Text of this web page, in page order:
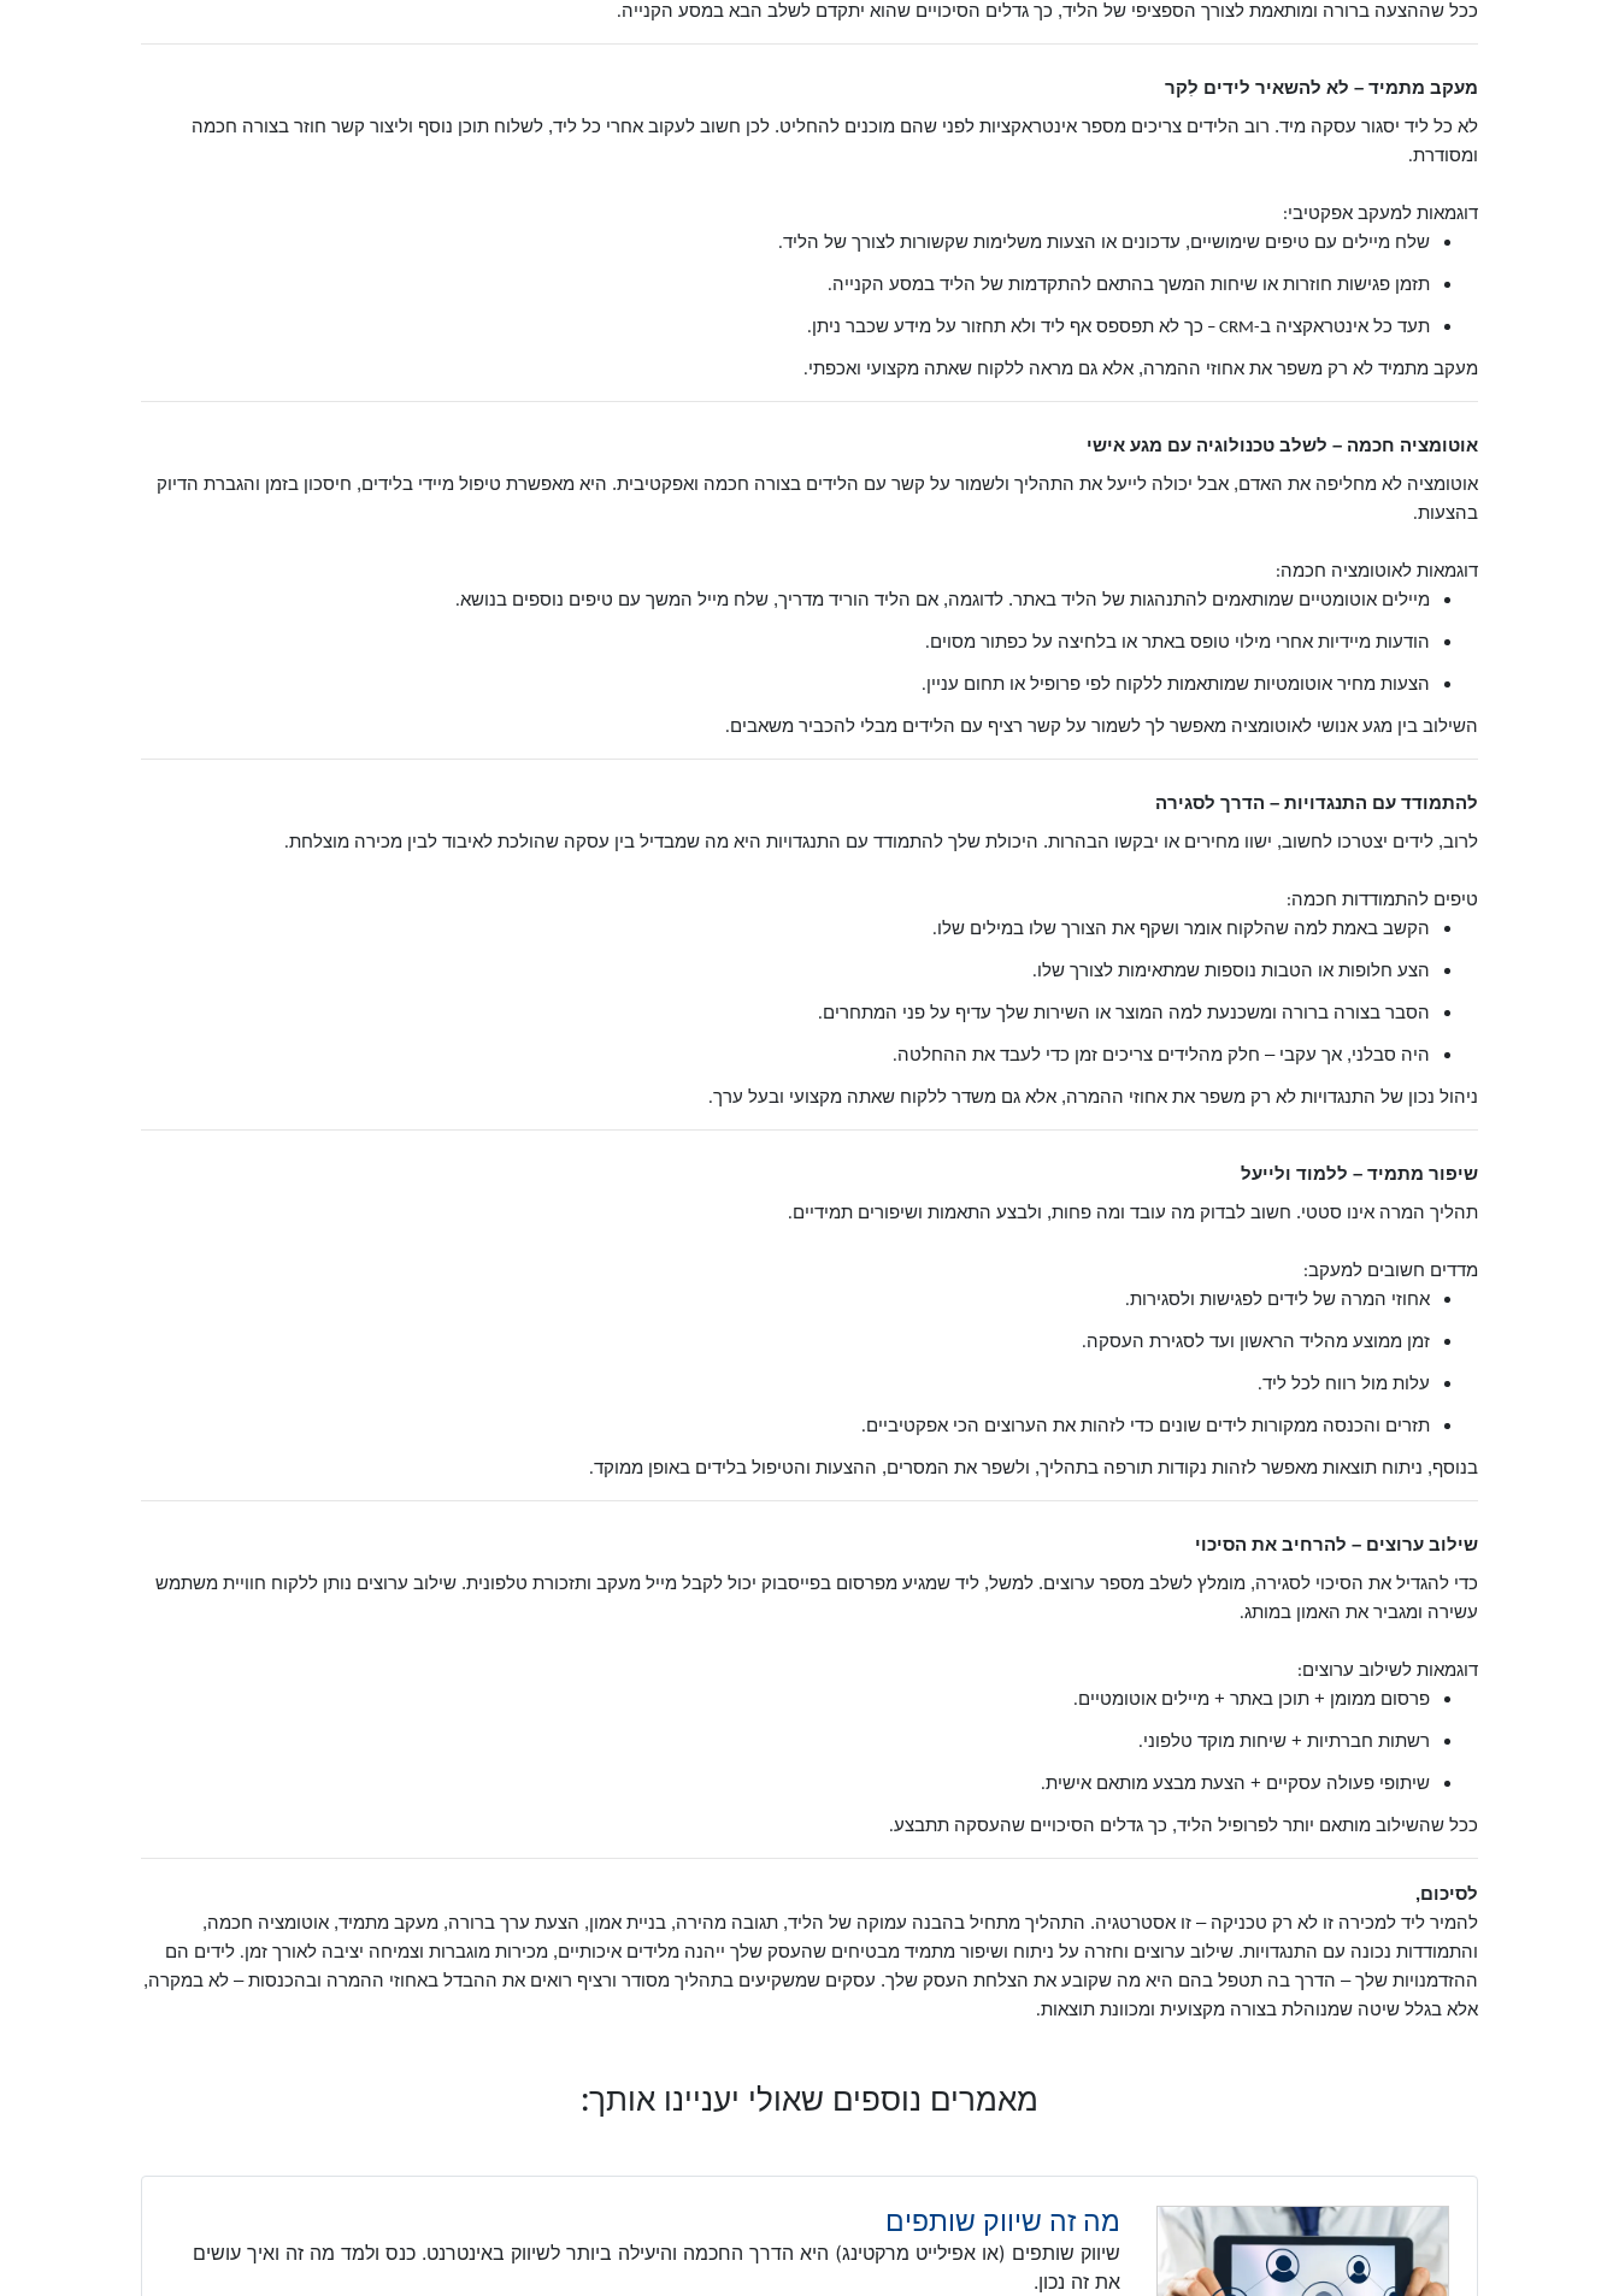
ככל שההצעה ברורה ומותאמת לצורך הספציפי של הליד, כך גדלים הסיכויים שהוא יתקדם לשלב הבא במסע הקנייה.
מעקב מתמיד – לא להשאיר לידים לִקר
לא כל ליד יסגור עסקה מיד. רוב הלידים צריכים מספר אינטראקציות לפני שהם מוכנים להחליט. לכן חשוב לעקוב אחרי כל ליד, לשלוח תוכן נוסף וליצור קשר חוזר בצורה חכמה
ומסודרת.
דוגמאות למעקב אפקטיבי:
שלח מיילים עם טיפים שימושיים, עדכונים או הצעות משלימות שקשורות לצורך של הליד.
תזמן פגישות חוזרות או שיחות המשך בהתאם להתקדמות של הליד במסע הקנייה.
תעד כל אינטראקציה ב-CRM – כך לא תפספס אף ליד ולא תחזור על מידע שכבר ניתן.
מעקב מתמיד לא רק משפר את אחוזי ההמרה, אלא גם מראה ללקוח שאתה מקצועי ואכפתי.
אוטומציה חכמה – לשלב טכנולוגיה עם מגע אישי
אוטומציה לא מחליפה את האדם, אבל יכולה לייעל את התהליך ולשמור על קשר עם הלידים בצורה חכמה ואפקטיבית. היא מאפשרת טיפול מיידי בלידים, חיסכון בזמן והגברת הדיוק
בהצעות.
דוגמאות לאוטומציה חכמה:
מיילים אוטומטיים שמותאמים להתנהגות של הליד באתר. לדוגמה, אם הליד הוריד מדריך, שלח מייל המשך עם טיפים נוספים בנושא.
הודעות מיידיות אחרי מילוי טופס באתר או בלחיצה על כפתור מסוים.
הצעות מחיר אוטומטיות שמותאמות ללקוח לפי פרופיל או תחום עניין.
השילוב בין מגע אנושי לאוטומציה מאפשר לך לשמור על קשר רציף עם הלידים מבלי להכביר משאבים.
להתמודד עם התנגדויות – הדרך לסגירה
לרוב, לידים יצטרכו לחשוב, ישוו מחירים או יבקשו הבהרות. היכולת שלך להתמודד עם התנגדויות היא מה שמבדיל בין עסקה שהולכת לאיבוד לבין מכירה מוצלחת.
טיפים להתמודדות חכמה:
הקשב באמת למה שהלקוח אומר ושקף את הצורך שלו במילים שלו.
הצע חלופות או הטבות נוספות שמתאימות לצורך שלו.
הסבר בצורה ברורה ומשכנעת למה המוצר או השירות שלך עדיף על פני המתחרים.
היה סבלני, אך עקבי – חלק מהלידים צריכים זמן כדי לעבד את ההחלטה.
ניהול נכון של התנגדויות לא רק משפר את אחוזי ההמרה, אלא גם משדר ללקוח שאתה מקצועי ובעל ערך.
שיפור מתמיד – ללמוד ולייעל
תהליך המרה אינו סטטי. חשוב לבדוק מה עובד ומה פחות, ולבצע התאמות ושיפורים תמידיים.
מדדים חשובים למעקב:
אחוזי המרה של לידים לפגישות ולסגירות.
זמן ממוצע מהליד הראשון ועד לסגירת העסקה.
עלות מול רווח לכל ליד.
תזרים והכנסה ממקורות לידים שונים כדי לזהות את הערוצים הכי אפקטיביים.
בנוסף, ניתוח תוצאות מאפשר לזהות נקודות תורפה בתהליך, ולשפר את המסרים, ההצעות והטיפול בלידים באופן ממוקד.
שילוב ערוצים – להרחיב את הסיכוי
כדי להגדיל את הסיכוי לסגירה, מומלץ לשלב מספר ערוצים. למשל, ליד שמגיע מפרסום בפייסבוק יכול לקבל מייל מעקב ותזכורת טלפונית. שילוב ערוצים נותן ללקוח חוויית משתמש
עשירה ומגביר את האמון במותג.
דוגמאות לשילוב ערוצים:
פרסום ממומן + תוכן באתר + מיילים אוטומטיים.
רשתות חברתיות + שיחות מוקד טלפוני.
שיתופי פעולה עסקיים + הצעת מבצע מותאם אישית.
ככל שהשילוב מותאם יותר לפרופיל הליד, כך גדלים הסיכויים שהעסקה תתבצע.
לסיכום,
להמיר ליד למכירה זו לא רק טכניקה – זו אסטרטגיה. התהליך מתחיל בהבנה עמוקה של הליד, תגובה מהירה, בניית אמון, הצעת ערך ברורה, מעקב מתמיד, אוטומציה חכמה,
והתמודדות נכונה עם התנגדויות. שילוב ערוצים וחזרה על ניתוח ושיפור מתמיד מבטיחים שהעסק שלך ייהנה מלידים איכותיים, מכירות מוגברות וצמיחה יציבה לאורך זמן. לידים הם
ההזדמנויות שלך – הדרך בה תטפל בהם היא מה שקובע את הצלחת העסק שלך. עסקים שמשקיעים בתהליך מסודר ורציף רואים את ההבדל באחוזי ההמרה ובהכנסות – לא במקרה,
אלא בגלל שיטה שמנוהלת בצורה מקצועית ומכוונת תוצאות.
מאמרים נוספים שאולי יעניינו אותך:
מה זה שיווק שותפים
שיווק שותפים (או אפילייט מרקטינג) היא הדרך החכמה והיעילה ביותר לשיווק באינטרנט. כנס ולמד מה זה ואיך עושים
את זה נכון.